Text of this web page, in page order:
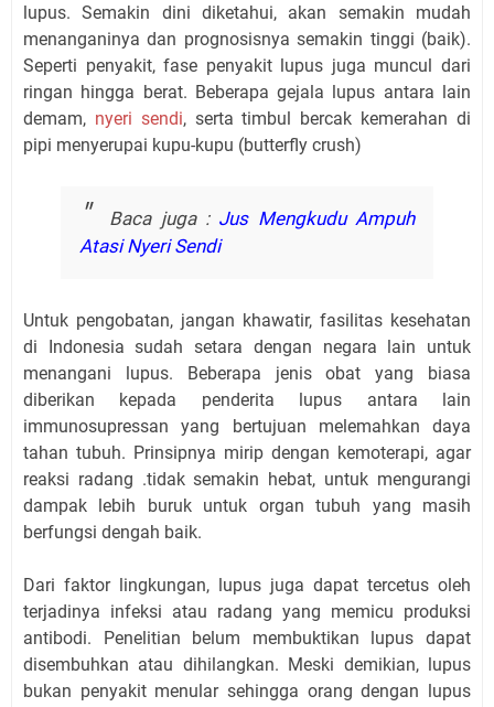
lupus. Semakin dini diketahui, akan semakin mudah
menanganinya dan prognosisnya semakin tinggi (baik).
Seperti penyakit, fase penyakit lupus juga muncul dari
ringan hingga berat. Beberapa gejala lupus antara lain
demam, nyeri sendi, serta timbul bercak kemerahan di
pipi menyerupai kupu-kupu (butterfly crush)
Baca juga : Jus Mengkudu Ampuh
Atasi Nyeri Sendi
Untuk pengobatan, jangan khawatir, fasilitas kesehatan
di Indonesia sudah setara dengan negara lain untuk
menangani lupus. Beberapa jenis obat yang biasa
diberikan kepada penderita lupus antara lain
immunosupressan yang bertujuan melemahkan daya
tahan tubuh. Prinsipnya mirip dengan kemoterapi, agar
reaksi radang .tidak semakin hebat, untuk mengurangi
dampak lebih buruk untuk organ tubuh yang masih
berfungsi dengah baik.
Dari faktor lingkungan, lupus juga dapat tercetus oleh
terjadinya infeksi atau radang yang memicu produksi
antibodi. Penelitian belum membuktikan lupus dapat
disembuhkan atau dihilangkan. Meski demikian, lupus
bukan penyakit menular sehingga orang dengan lupus